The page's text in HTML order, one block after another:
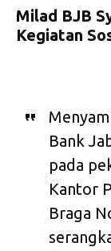
Milad BJB
Kegiatan
Bank
pada
Kantor
Braga